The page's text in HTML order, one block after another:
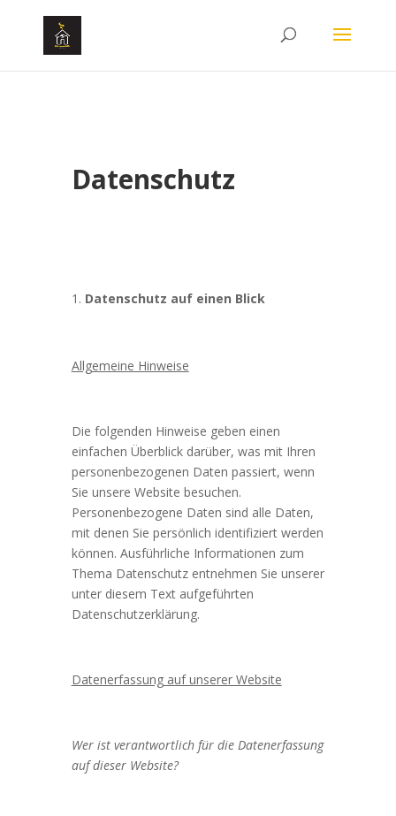
Datenschutz
Datenschutz auf einen Blick
Allgemeine Hinweise
Die folgenden Hinweise geben einen
einfachen Überblick darüber, was mit Ihren
personenbezogenen Daten passiert, wenn
Sie unsere Website besuchen.
Personenbezogene Daten sind alle Daten,
mit denen Sie persönlich identifiziert werden
können. Ausführliche Informationen zum
Thema Datenschutz entnehmen Sie unserer
unter diesem Text aufgeführten
Datenschutzerklärung.
Datenerfassung auf unserer Website
Wer ist verantwortlich für die Datenerfassung
auf dieser Website?